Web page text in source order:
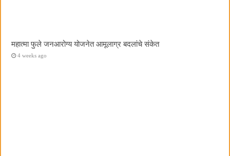
महात्मा फुले जनआरोग्य योजनेत आमूलाग्र बदलांचे संकेत
4 weeks ago